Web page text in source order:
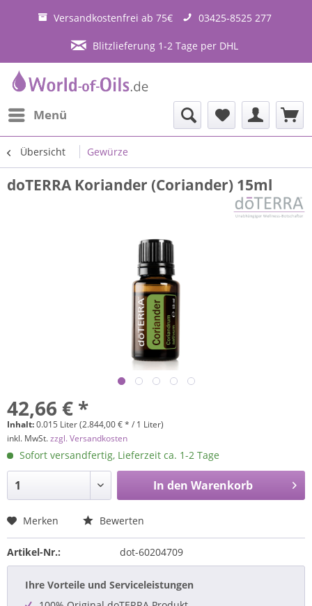
Versandkostenfrei ab 75€ 03425-8525 277
Blitzlieferung 1-2 Tage per DHL
Menü
Übersicht Gewürze
doTERRA Koriander (Coriander) 15ml
42,66 € *
Inhalt:0.015 Liter (2.844,00 € * / 1 Liter)
inkl. MwSt.zzgl. Versandkosten
Sofort versandfertig, Lieferzeit ca. 1-2 Tage
In den Warenkorb
Merken Bewerten
Artikel-Nr.: dot-60204709
Ihre Vorteile und Serviceleistungen